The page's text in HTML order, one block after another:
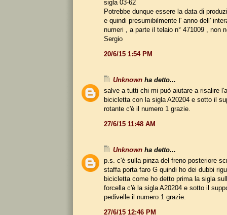
sigla 03-62
Potrebbe dunque essere la data di
e quindi presumibilmente l' anno dell'
numeri , a parte il telaio n° 471009 , non
Sergio
20/6/15 1:54 PM
Unknown ha detto...
salve a tutti chi mi può aiutare a risalire
bicicletta con la sigla A20204 e sotto il
rotante c'è il numero 1 grazie.
27/6/15 11:48 AM
Unknown ha detto...
p.s. c'è sulla pinza del freno posteriore
staffa porta faro G quindi ho dei dubbi
bicicletta come ho detto prima la sigla
forcella c'è la sigla A20204 e sotto il
pedivelle il numero 1 grazie.
27/6/15 12:46 PM